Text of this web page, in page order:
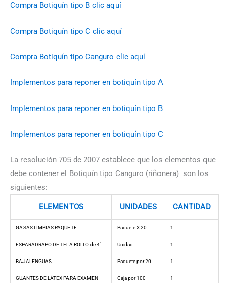
Compra Botiquín tipo B clic aquí
Compra Botiquín tipo C clic aquí
Compra Botiquín tipo Canguro clic aquí
Implementos para reponer en botiquín tipo A
Implementos para reponer en botiquín tipo B
Implementos para reponer en botiquín tipo C
La resolución 705 de 2007 establece que los elementos que
debe contener el Botiquín tipo Canguro (riñonera) son los
siguientes:
ELEMENTOS UNIDADES CANTIDAD
GASAS LIMPIAS PAQUETE Paquete X 20 1
ESPARADRAPO DE TELA ROLLO de 4″ Unidad 1
BAJALENGUAS Paquete por 20 1
GUANTES DE LÁTEX PARA EXAMEN Caja por 100 1